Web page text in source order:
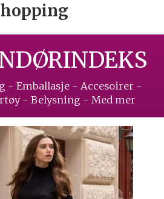
- Emballasje - Accesoirer -
- Belysning - Med mer